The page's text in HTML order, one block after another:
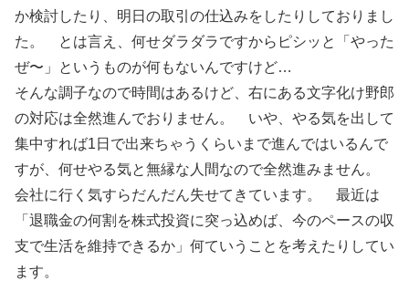
か検討したり、明日の取引の仕込みをしたりしておりまし
た。 とは言え、何せダラダラですからピシッと「やった
ぜ〜」というものが何もないんですけど…
そんな調子なので時間はあるけど、右にある文字化け野郎
の対応は全然進んでおりません。 いや、やる気を出して
集中すれば1日で出来ちゃうくらいまで進んではいるんで
すが、何せやる気と無縁な人間なので全然進みません。
会社に行く気すらだんだん失せてきています。 最近は
「退職金の何割を株式投資に突っ込めば、今のペースの収
支で生活を維持できるか」何ていうことを考えたりしてい
ます。